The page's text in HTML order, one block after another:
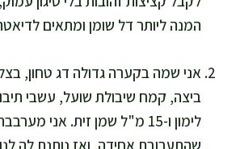
המנה ליותר דל שומן ומתאים
אני שמה בקערה גדולה דג טחון,
ביצה, קמח שיבולת שועל, עשבי
לימון ו-15 מ"ל שמן זית. אני